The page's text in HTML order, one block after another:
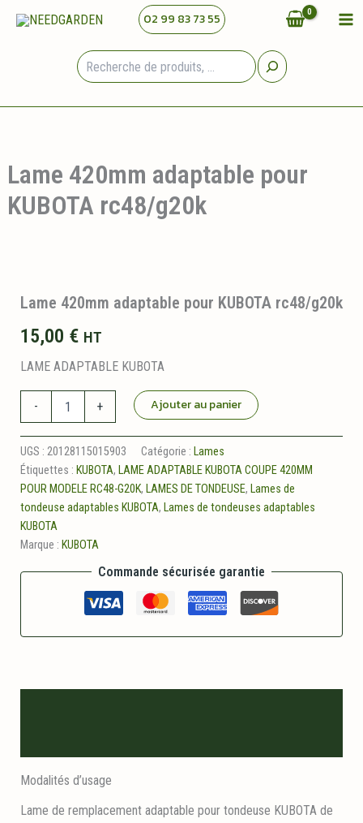
02 99 83 73 55
Lame 420mm adaptable pour
KUBOTA rc48/g20k
Lame 420mm adaptable pour KUBOTA rc48/g20k
15,00 € HT
LAME ADAPTABLE KUBOTA
-
420mm
adaptable
pour
KUBOTA
rc48/g20k
+ Ajouter au panier
UGS : 20128115015903 Catégorie : Lames
Étiquettes : KUBOTA, LAME ADAPTABLE KUBOTA COUPE 420MM
POUR MODELE RC48-G20K, LAMES DE TONDEUSE, Lames de
tondeuse adaptables KUBOTA, Lames de tondeuses adaptables
KUBOTA
Marque : KUBOTA
Commande sécurisée garantie
Modalités d’usage
Lame de remplacement adaptable pour tondeuse KUBOTA de